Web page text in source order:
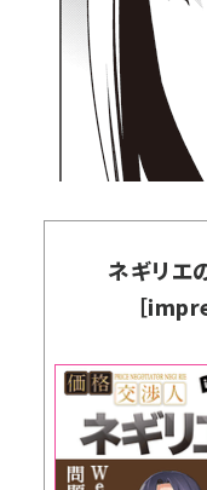
ネギリエ
［